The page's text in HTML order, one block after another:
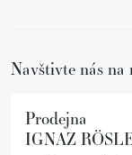
Navštivte nás na
Prodejna
IGNAZ